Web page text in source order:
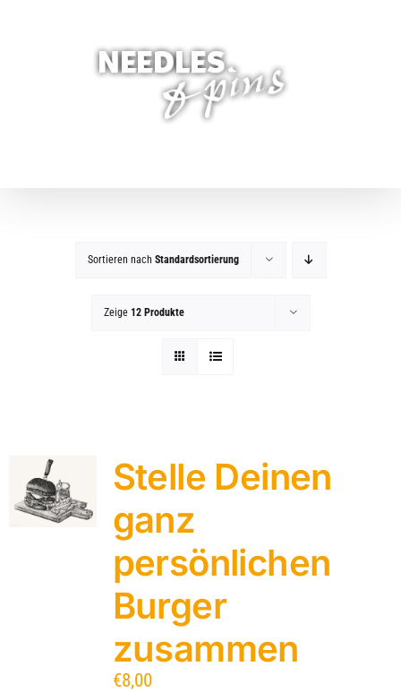
Sortieren nach Standardsortierung
Zeige 12 Produkte
Stelle Deinen
ganz
persönlichen
Burger
zusammen
€8,00